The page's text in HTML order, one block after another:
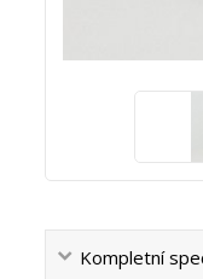
Kompletní